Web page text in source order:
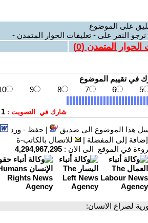
على الموضوع
النقر على - تعليقات الحوار المتمدن -
الحوار المتمدن (0
)
هذا الموضوع الى صديق |حفظ - ورد
إضافة إلى المفضلة |
للاتصال بالكاتب-ة
في الموقع الى الان : 4,294,967,295
لصراع الانسان: